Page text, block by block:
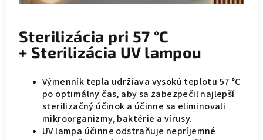
Sterilizácia pri 57 °C
+ Sterilizácia UV lampou
Výmenník tepla udržiava vysokú teplotu 57 °C
po optimálny čas, aby sa zabezpečil najlepší
sterilizačný účinok a účinne sa eliminovali
mikroorganizmy, baktérie a vírusy.
UV lampa účinne odstraňuje nepríjemné